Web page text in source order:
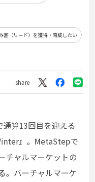
客（リード）を獲得・育成したい
share
算13回目を迎える
』。MetaStepで
チャルマーケットの
。バーチャルマーケ